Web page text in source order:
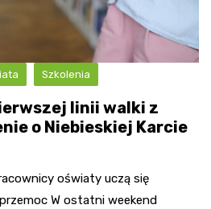
Szkolenia
linii walki z
o Niebieskiej Karcie
oświaty uczą się
W ostatni weekend